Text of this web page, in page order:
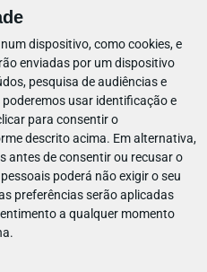
dispositivo, como cookies, e
enviadas por um dispositivo
pesquisa de audiências e
usar identificação e
para consentir o
descrito acima. Em alternativa,
antes de consentir ou recusar o
poderá não exigir o seu
preferências serão aplicadas
a qualquer momento
mala de
Para
Estrelas &
a Sofia